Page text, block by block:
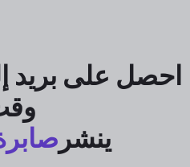
احصل على بريد
ينشر